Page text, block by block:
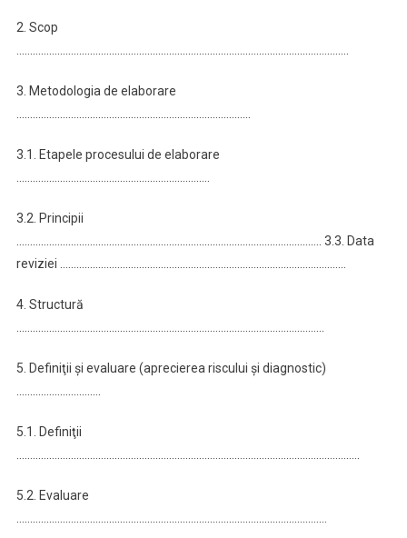
2. Scop
3. Metodologia de elaborare
3.1. Etapele procesului de elaborare
3.2. Principii
…………………………………………………………………………………………………. 3.3. Data
reviziei ……………………………………………………………………………………………
4. Structură
5. Definiţii şi evaluare (aprecierea riscului şi diagnostic)
5.1. Definiţii
5.2. Evaluare